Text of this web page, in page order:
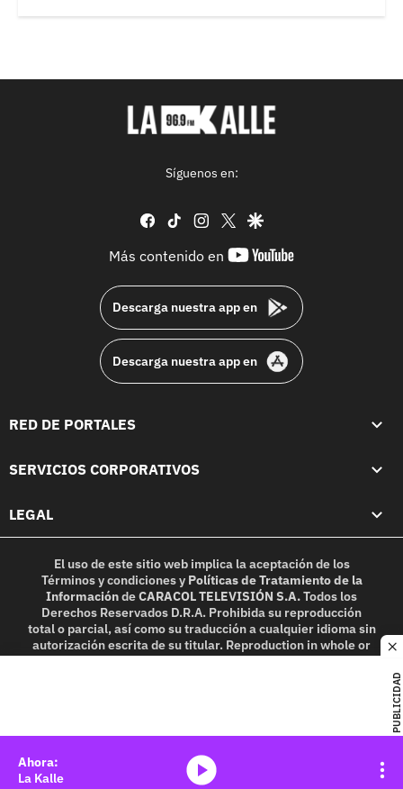
PUBLICIDAD
Síguenos en:
facebook
tiktok instagram
twittergoogle
Más contenido en
youtube-
Descarga nuestra app en
Descarga nuestra app en
RED DE PORTALES
SERVICIOS CORPORATIVOS
LEGAL
El uso de este sitio web implica la aceptación de los
Términos y condicionesy Políticas de Tratamiento de la
InformacióndeCARACOL TELEVISIÓN S.A.Todos los
Derechos Reservados D.R.A. Prohibida su reproducción
total o parcial, así como su traducción a cualquier idioma sin
autorización escrita de su titular. Reproduction in whole or
La Kalle